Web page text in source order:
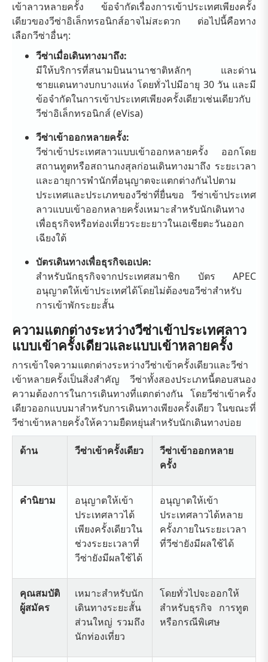
เข้าลาวหลายครั้ง ข้อจำกัดเรื่องการเข้าประเทศเพียงครั้ง
เดียวของวีซ่าอิเล็กทรอนิกส์อาจไม่สะดวก ต่อไปนี้คือทาง
เลือกวีซ่าอื่นๆ:
วีซ่าเมื่อเดินทางมาถึง:
มีให้บริการที่สนามบินนานาชาติหลักๆ และด่าน
ชายแดนทางบกบางแห่ง โดยทั่วไปมีอายุ 30 วัน และมี
ข้อจำกัดในการเข้าประเทศเพียงครั้งเดียวเช่นเดียวกับ
วีซ่าอิเล็กทรอนิกส์ (eVisa)
วีซ่าเข้าออกหลายครั้ง:
วีซ่าเข้าประเทศลาวแบบเข้าออกหลายครั้ง ออกโดย
สถานทูตหรือสถานกงสุลก่อนเดินทางมาถึง ระยะเวลา
และอายุการพำนักที่อนุญาตจะแตกต่างกันไปตาม
ประเทศและประเภทของวีซ่าที่ยื่นขอ วีซ่าเข้าประเทศ
ลาวแบบเข้าออกหลายครั้งเหมาะสำหรับนักเดินทาง
เพื่อธุรกิจหรือท่องเที่ยวระยะยาวในเอเชียตะวันออก
เฉียงใต้
บัตรเดินทางเพื่อธุรกิจเอเปค:
สำหรับนักธุรกิจจากประเทศสมาชิก บัตร APEC
อนุญาตให้เข้าประเทศได้โดยไม่ต้องขอวีซ่าสำหรับ
การเข้าพักระยะสั้น
ความแตกต่างระหว่างวีซ่าเข้าประเทศลาว
แบบเข้าครั้งเดียวและแบบเข้าหลายครั้ง
การเข้าใจความแตกต่างระหว่างวีซ่าเข้าครั้งเดียวและวีซ่า
เข้าหลายครั้งเป็นสิ่งสำคัญ วีซ่าทั้งสองประเภทนี้ตอบสนอง
ความต้องการในการเดินทางที่แตกต่างกัน โดยวีซ่าเข้าครั้ง
เดียวออกแบบมาสำหรับการเดินทางเพียงครั้งเดียว ในขณะที่
วีซ่าเข้าหลายครั้งให้ความยืดหยุ่นสำหรับนักเดินทางบ่อย
ด้าน วีซ่าเข้าครั้งเดียว
วีซ่าเข้าออกหลาย
ครั้ง
คำนิยาม
อนุญาตให้เข้า
ประเทศลาวได้
เพียงครั้งเดียวใน
ช่วงระยะเวลาที่
วีซ่ายังมีผลใช้ได้
อนุญาตให้เข้า
ประเทศลาวได้หลาย
ครั้งภายในระยะเวลา
ที่วีซ่ายังมีผลใช้ได้
คุณสมบัติ
ผู้สมัคร
เหมาะสำหรับนัก
เดินทางระยะสั้น
ส่วนใหญ่ รวมถึง
นักท่องเที่ยว
โดยทั่วไปจะออกให้
สำหรับธุรกิจ การทูต
หรือกรณีพิเศษ